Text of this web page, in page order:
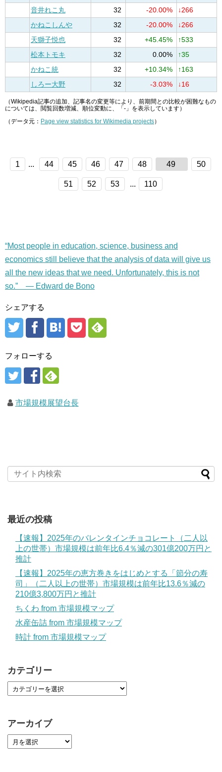
音井れこ丸
32 -20.00%
↓266
かねこしんや
32 -20.00%
↓266
天獅子悦也
32 +45.45%
↑533
松本トモキ
32 0.00%
↑35
かねこ統
32 +10.34%
↑163
しろー大野
32 -3.03% ↓16
（Wikipedia記事の追加、記事名の変更等により、前期間との比較が困難なもの
については、閲覧回数増減、順位変動に、「-」を表示しています）
（データ元： Page view statistics for Wikimedia projects）
1 ... 44 45 46 47 48 49 50
51 52 53 ... 110
“Most people in education, science, business and
economics still believe that the analysis of data will give us
all the new ideas that we need. Unfortunately, this is not
so.” — Edward de Bono
シェアする
フォローする
市場規模展望台長
最近の投稿
【速報】2025年のバレンタインチョコレート（二人以
上の世帯）市場規模は前年比6.4％減の301億200万円と
推計
【速報】2025年の恵方巻きをはじめとする「節分の寿
司」（二人以上の世帯）市場規模は前年比13.6％減の
210億3,800万円と推計
ちくわ from 市場規模マップ
水産缶詰 from 市場規模マップ
時計 from 市場規模マップ
カテゴリー
アーカイブ